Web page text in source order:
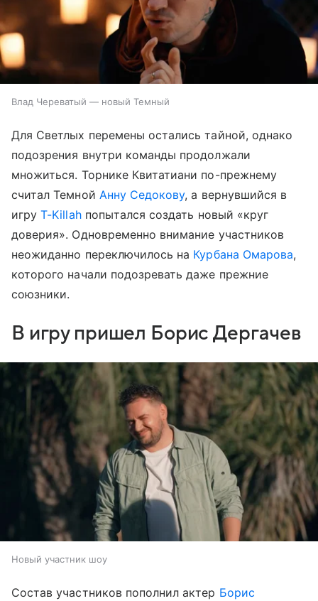
Влад Череватый — новый Темный
Для Светлых перемены остались тайной, однако
подозрения внутри команды продолжали
множиться. Торнике Квитатиани по-прежнему
считал Темной Анну Седокову, а вернувшийся в
игруT-Killahпопытался создать новый «круг
доверия». Одновременно внимание участников
неожиданно переключилось на Курбана Омарова,
которого начали подозревать даже прежние
союзники.
В игру пришел Борис Дергачев
Новый участник шоу
Состав участников пополнил актер Борис